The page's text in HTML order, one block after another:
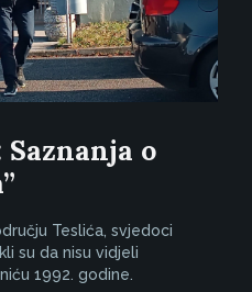
o
Teslića, svjedoci
su da nisu vidjeli
1992. godine.